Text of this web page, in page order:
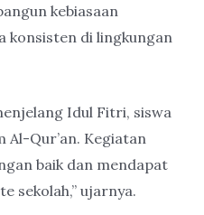
kebiasaan
konsisten di lingkungan
Idul Fitri, siswa
Al-Qur’an. Kegiatan
baik dan mendapat
sekolah,” ujarnya.